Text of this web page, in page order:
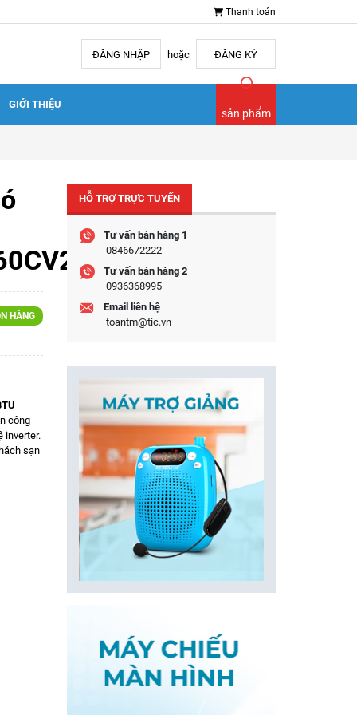
Thanh toán
ĐĂNG NHẬP hoặc ĐĂNG KÝ
GIỚI THIỆU
sản phẩm
HÀNG
công
inverter.
sạn
HỖ TRỢ TRỰC TUYẾN
Tư vấn bán hàng 1
0846672222
Tư vấn bán hàng 2
0936368995
Email liên hệ
toantm@tic.vn